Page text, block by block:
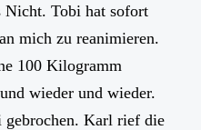
Nicht. Tobi hat sofort
mich zu reanimieren.
100 Kilogramm
wieder und wieder.
gebrochen. Karl rief die